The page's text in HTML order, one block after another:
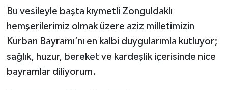
Bu vesileyle başta kıymetli Zonguldaklı
hemşerilerimiz olmak üzere aziz milletimizin
Kurban Bayramı’nı en kalbi duygularımla kutluyor;
sağlık, huzur, bereket ve kardeşlik içerisinde nice
bayramlar diliyorum.